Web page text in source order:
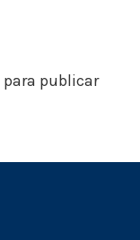
para publicar